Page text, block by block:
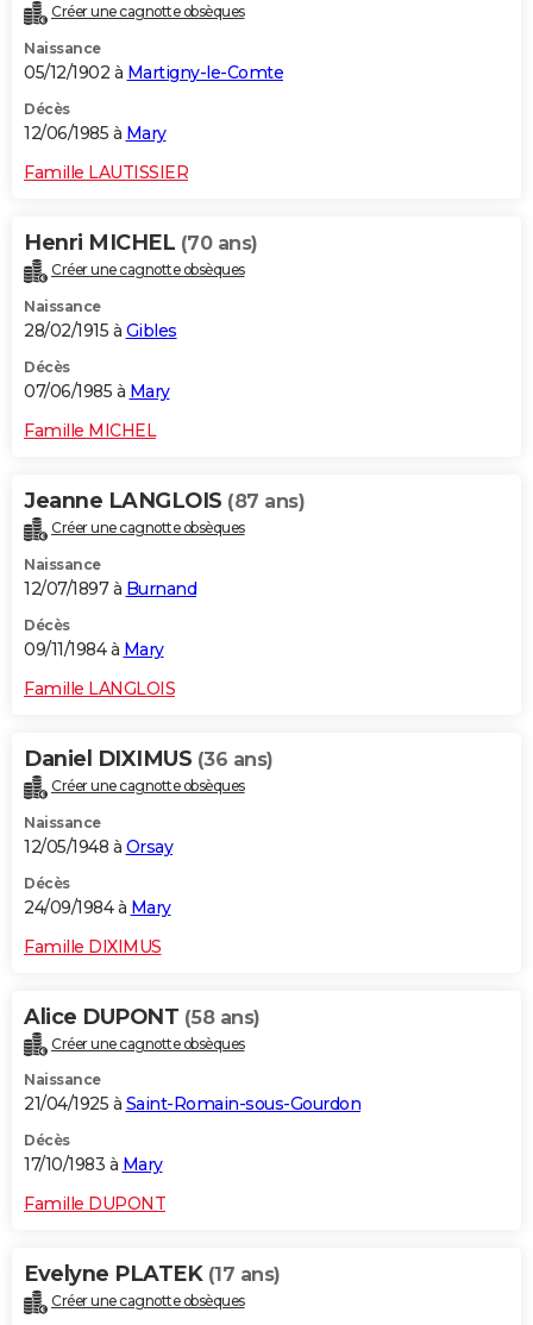
Créer une cagnotte obsèques
Naissance
05/12/1902 à Martigny-le-Comte
Décès
12/06/1985 à Mary
Famille LAUTISSIER
Henri MICHEL (70 ans)
Créer une cagnotte obsèques
Naissance
28/02/1915 à Gibles
Décès
07/06/1985 à Mary
Famille MICHEL
Jeanne LANGLOIS (87 ans)
Créer une cagnotte obsèques
Naissance
12/07/1897 à Burnand
Décès
09/11/1984 à Mary
Famille LANGLOIS
Daniel DIXIMUS (36 ans)
Créer une cagnotte obsèques
Naissance
12/05/1948 à Orsay
Décès
24/09/1984 à Mary
Famille DIXIMUS
Alice DUPONT (58 ans)
Créer une cagnotte obsèques
Naissance
21/04/1925 à Saint-Romain-sous-Gourdon
Décès
17/10/1983 à Mary
Famille DUPONT
Evelyne PLATEK (17 ans)
Créer une cagnotte obsèques